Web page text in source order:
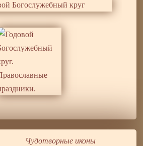
Чудотворные иконы